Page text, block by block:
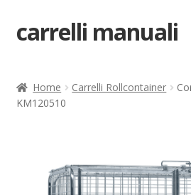
Vai
alla
Vai
al
carrelli manuali
Carrello
Come ordinare
Home Carrelli Rollcontainer
KM120510